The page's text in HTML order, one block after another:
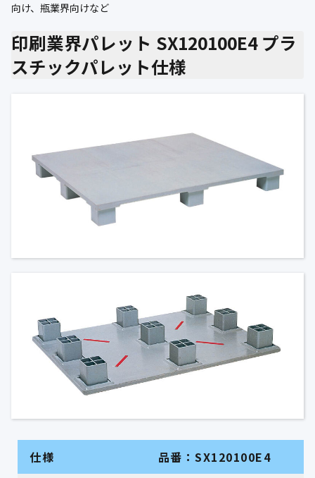
向け、瓶業界向けなど
印刷業界パレット SX120100E4 プラ
スチックパレット仕様
仕様 品番：SX120100E4